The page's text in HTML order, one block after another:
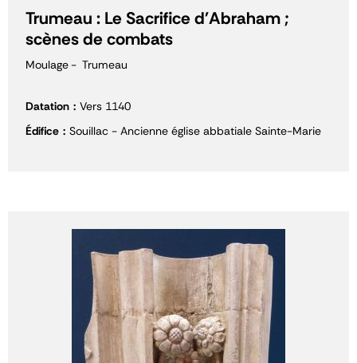
Trumeau : Le Sacrifice d'Abraham ;
scènes de combats
Moulage Trumeau
Datation
Vers 1140
Édifice
Souillac - Ancienne église abbatiale Sainte-Marie